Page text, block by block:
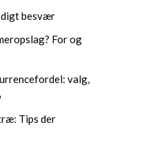
besvær
For og
valg,
Tips der